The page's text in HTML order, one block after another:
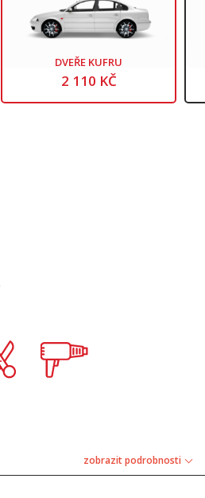
DVEŘE KUFRU
2 110 KČ
zobrazit podrobnosti